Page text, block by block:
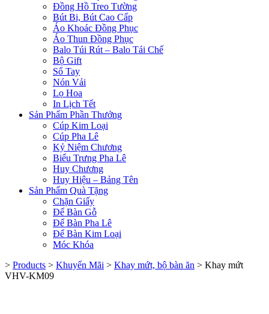
Đồng Hồ Treo Tường
Bút Bi, Bút Cao Cấp
Áo Khoác Đồng Phục
Áo Thun Đồng Phục
Balo Túi Rút – Balo Tái Chế
Bộ Gift
Sổ Tay
Nón Vải
Lọ Hoa
In Lịch Tết
Sản Phẩm Phần Thưởng
Cúp Kim Loại
Cúp Pha Lê
Kỷ Niệm Chương
Biểu Trưng Pha Lê
Huy Chương
Huy Hiệu – Bảng Tên
Sản Phẩm Quà Tặng
Chặn Giấy
Để Bàn Gỗ
Để Bàn Pha Lê
Để Bàn Kim Loại
Móc Khóa
> Products > Khuyến Mãi > Khay mứt, bộ bàn ăn > Khay mứt
VHV-KM09